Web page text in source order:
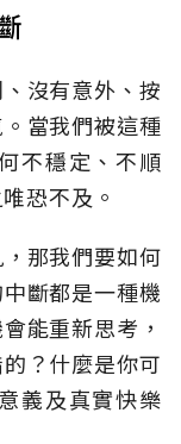
沒有意外、按
當我們被這種
不穩定、不順
恐不及。
那我們要如何
斷都是一種機
能重新思考，
？什麼是你可
義及真實快樂